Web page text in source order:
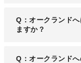
A：都市部から
国際空港」があ
Q：オークランド
ますか？
A：ニュージー
Q：オークランド